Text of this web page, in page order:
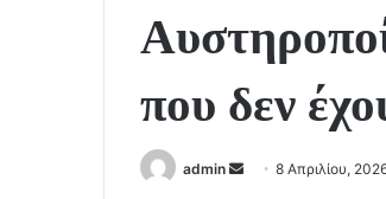
που δεν
admin
Send8 Απριλίου,